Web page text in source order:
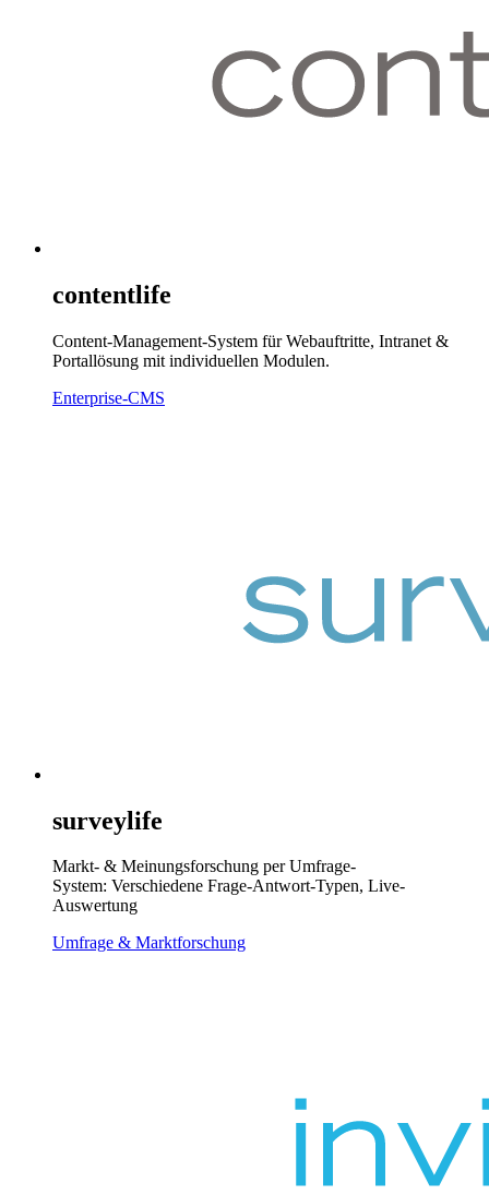
contentlife
Content-Management-System für Webauftritte, Intranet &
Portallösung mit individuellen Modulen.
Enterprise-CMS
surveylife
Markt- & Meinungsforschung per Umfrage-
System: Verschiedene Frage-Antwort-Typen, Live-
Auswertung
Umfrage & Marktforschung